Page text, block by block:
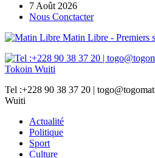
7 Août 2026
Nous Conctacter
Matin Libre - Premiers
Tel :+228 90 38 37 20 |
Wuiti
Actualité
Politique
Sport
Culture